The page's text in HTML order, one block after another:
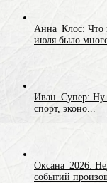
Анна_Клос: Что
июля было
Иван_Супер: Ну
спорт, эконо...
Оксана_2026:
событий